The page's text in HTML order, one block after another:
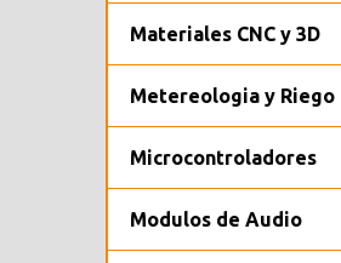
Materiales CNC y 3D
Metereologia y Riego
Microcontroladores
Modulos de Audio